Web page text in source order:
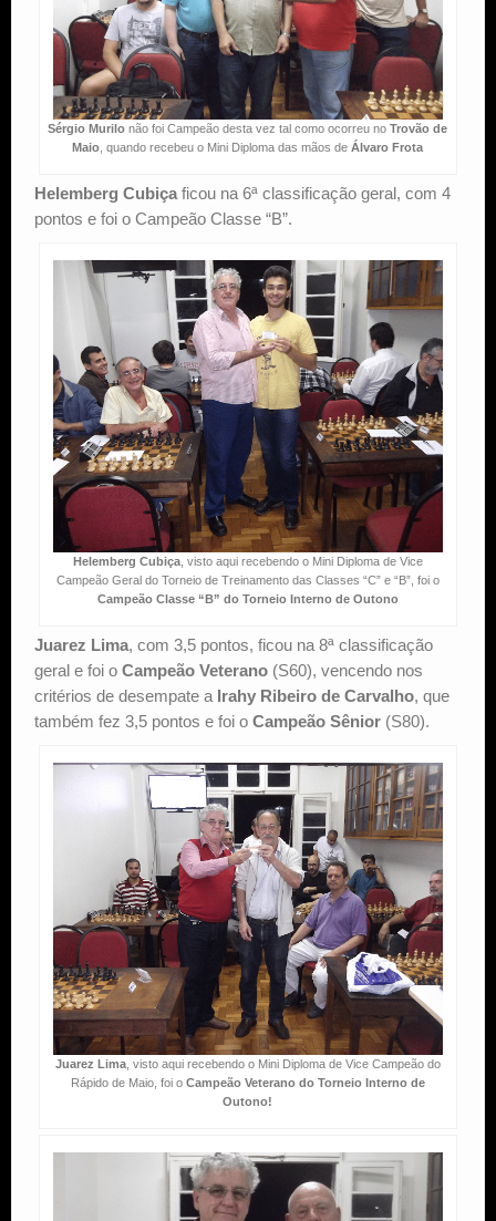
Sérgio Murilo não foi Campeão desta vez tal como ocorreu noTrovão de
Maio , quando recebeu o Mini Diploma das mãos deÁlvaro Frota
Helemberg Cubiça ficou na 6ª classificação geral, com 4
pontos e foi o Campeão Classe “B”.
Helemberg Cubiça, visto aqui recebendo o Mini Diploma de Vice
Campeão Geral do Torneio de Treinamento das Classes “C” e “B”, foi o
Campeão Classe “B” do Torneio Interno de Outono
Juarez Lima, com 3,5 pontos, ficou na 8ª classificação
geral e foi o Campeão Veterano (S60), vencendo nos
critérios de desempate a Irahy Ribeiro de Carvalho, que
também fez 3,5 pontos e foi o Campeão Sênior (S80).
Juarez Lima, visto aqui recebendo o Mini Diploma de Vice Campeão do
Rápido de Maio, foi o Campeão Veterano do Torneio Interno de
Outono!